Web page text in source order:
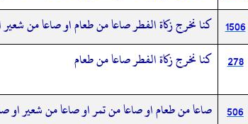
1506 كنا نخرج زكاة الفطر صاعا من طعام او صاعا من
278 كنا نخرج زكاة الفطر صاعا من طعام
506
صاعا من طعام او صاعا من تمر او صاعا من شعير او